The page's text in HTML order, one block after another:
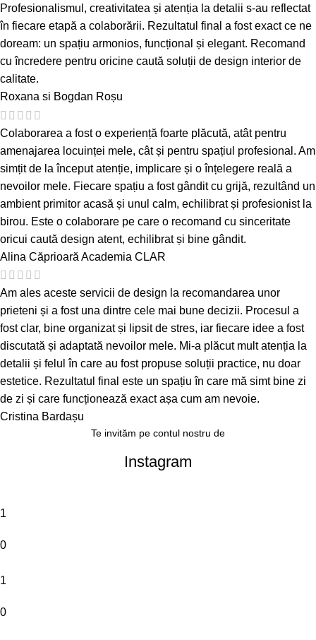
Profesionalismul, creativitatea și atenția la detalii s-au reflectat
în fiecare etapă a colaborării. Rezultatul final a fost exact ce ne
doream: un spațiu armonios, funcțional și elegant. Recomand
cu încredere pentru oricine caută soluții de design interior de
calitate.
Roxana si Bogdan Roșu
Colaborarea a fost o experiență foarte plăcută, atât pentru
amenajarea locuinței mele, cât și pentru spațiul profesional. Am
simțit de la început atenție, implicare și o înțelegere reală a
nevoilor mele. Fiecare spațiu a fost gândit cu grijă, rezultând un
ambient primitor acasă și unul calm, echilibrat și profesionist la
birou. Este o colaborare pe care o recomand cu sinceritate
oricui caută design atent, echilibrat și bine gândit.
Alina Căprioară Academia CLAR
Am ales aceste servicii de design la recomandarea unor
prieteni și a fost una dintre cele mai bune decizii. Procesul a
fost clar, bine organizat și lipsit de stres, iar fiecare idee a fost
discutată și adaptată nevoilor mele. Mi-a plăcut mult atenția la
detalii și felul în care au fost propuse soluții practice, nu doar
estetice. Rezultatul final este un spațiu în care mă simt bine zi
de zi și care funcționează exact așa cum am nevoie.
Cristina Bardașu
Te invităm pe contul nostru de
Instagram
1
0
1
0